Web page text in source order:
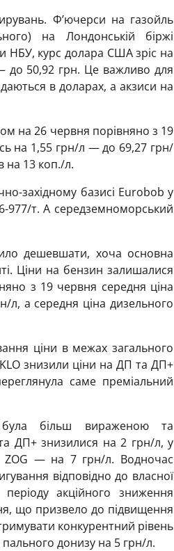
Ф’ючерси на газойль
на Лондонській біржі
курс долара США зріс на
до 50,92 грн. Це важливо для
в доларах, а акзиси на
на 26 червня порівняно з 19
на 1,55 грн/л — до 69,27 грн/
на 13 коп./л.
західному базисі Eurobob у
977/т. А середземноморський
дешевшати, хоча основна
Ціни на бензин залишалися
з 19 червня середня ціна
а середня ціна дизельного
ціни в межах загального
знизили ціни на ДП та ДП+
саме преміальний
була більш вираженою та
ДП+ знизилися на 2 грн/л, у
— на 7 грн/л. Водночас
відповідно до власної
акційного зниження
що призвело до підвищення
конкурентний рівень
пального донизу на 5 грн/л.